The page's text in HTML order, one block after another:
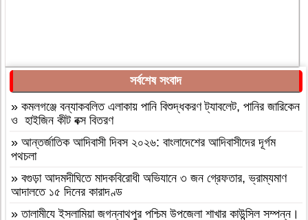
সর্বশেষ সংবাদ
» কমলগঞ্জে বন্যাকবলিত এলাকায় পানি বিশুদ্ধকরণ ট্যাবলেট, পানির জারিকেন
ও হাইজিন কীট বক্স বিতরণ
» আন্তর্জাতিক আদিবাসী দিবস ২০২৬: বাংলাদেশের আদিবাসীদের দূর্গম
পথচলা
» বগুড়া আদমদীঘিতে মাদকবিরোধী অভিযানে ৩ জন গ্রেফতার, ভ্রাম্যমাণ
আদালতে ১৫ দিনের কারাদণ্ড
»‎তালামীযে ইসলামিয়া জগন্নাথপুর পশ্চিম উপজেলা শাখার কাউন্সিল সম্পন্ন।